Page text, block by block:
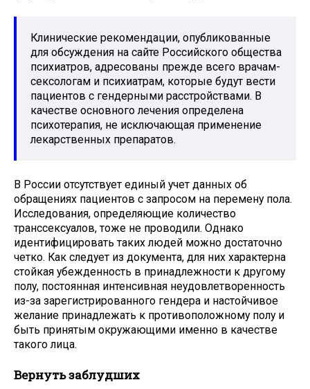
Клинические рекомендации, опубликованные
для обсуждения на сайте Российского общества
психиатров, адресованы прежде всего врачам-
сексологам и психиатрам, которые будут вести
пациентов с гендерными расстройствами. В
качестве основного лечения определена
психотерапия, не исключающая применение
лекарственных препаратов.
В России отсутствует единый учет данных об
обращениях пациентов с запросом на перемену пола.
Исследования, определяющие количество
транссексуалов, тоже не проводили. Однако
идентифицировать таких людей можно достаточно
четко. Как следует из документа, для них характерна
стойкая убежденность в принадлежности к другому
полу, постоянная интенсивная неудовлетворенность
из-за зарегистрированного гендера и настойчивое
желание принадлежать к противоположному полу и
быть принятым окружающими именно в качестве
такого лица.
Вернуть заблудших